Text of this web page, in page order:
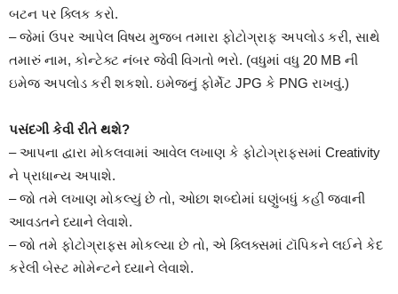
બટન પર ક્લિક કરો.
– જેમાં ઉપર આપેલ વિષય મુજબ તમારા ફોટોગ્રાફ અપલોડ કરી, સાથે
તમારું નામ, કોન્ટેક્ટ નંબર જેવી વિગતો ભરો. (વધુમાં વધુ 20 MB ની
ઇમેજ અપલોડ કરી શકશો. ઇમેજનું ફોર્મેટ JPG કે PNG રાખવું.)
પસંદગી કેવી રીતે થશે?
– આપના દ્વારા મોકલવામાં આવેલ લખાણ કે ફોટોગ્રાફ્સમાં Creativity
ને પ્રાધાન્ય અપાશે.
– જો તમે લખાણ મોકલ્યું છે તો, ઓછા શબ્દોમાં ઘણુંબધું કહી જવાની
આવડતને ધ્યાને લેવાશે.
– જો તમે ફોટોગ્રાફ્સ મોકલ્યા છે તો, એ ક્લિક્સમાં ટૉપિકને લઈને કેદ
કરેલી બેસ્ટ મોમેન્ટને ધ્યાને લેવાશે.